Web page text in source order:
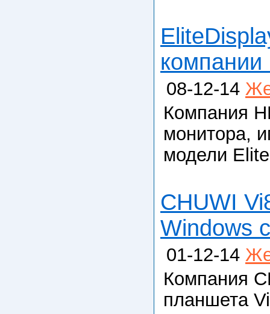
компании
08-12-14
Компания
монитора,
модели
CHUWI
Windows
01-12-14
Компания
планшета